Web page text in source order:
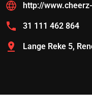
http://
31 111 462 864
Lange Reke 5,